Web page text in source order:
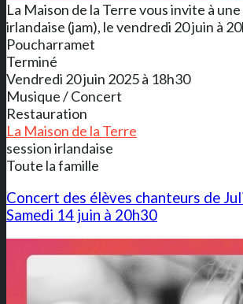
La Maison de la Terre vous invite à
irlandaise (jam), le vendredi 20 juin à
Poucharramet
Terminé
Vendredi 20 juin 2025 à 18h30
Musique / Concert
Restauration
La Maison de la Terre
session irlandaise
Toute la famille
Concert des élèves chanteurs de
Samedi 14 juin à 20h30